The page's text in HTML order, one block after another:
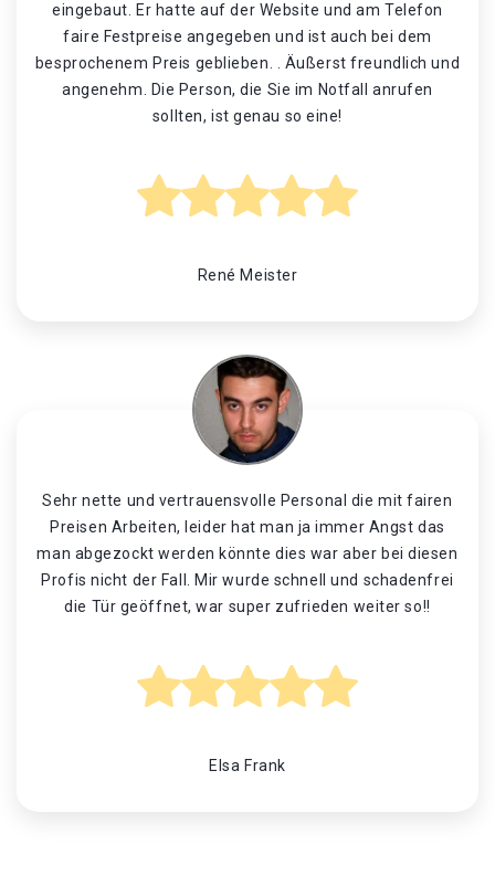
eingebaut. Er hatte auf der Website und am Telefon
faire Festpreise angegeben und ist auch bei dem
besprochenem Preis geblieben. . Äußerst freundlich und
angenehm. Die Person, die Sie im Notfall anrufen
sollten, ist genau so eine!
René Meister
Sehr nette und vertrauensvolle Personal die mit fairen
Preisen Arbeiten, leider hat man ja immer Angst das
man abgezockt werden könnte dies war aber bei diesen
Profis nicht der Fall. Mir wurde schnell und schadenfrei
die Tür geöffnet, war super zufrieden weiter so!!
Elsa Frank